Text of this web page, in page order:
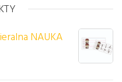
NAUKA
85,00 zł.80,00 zł.